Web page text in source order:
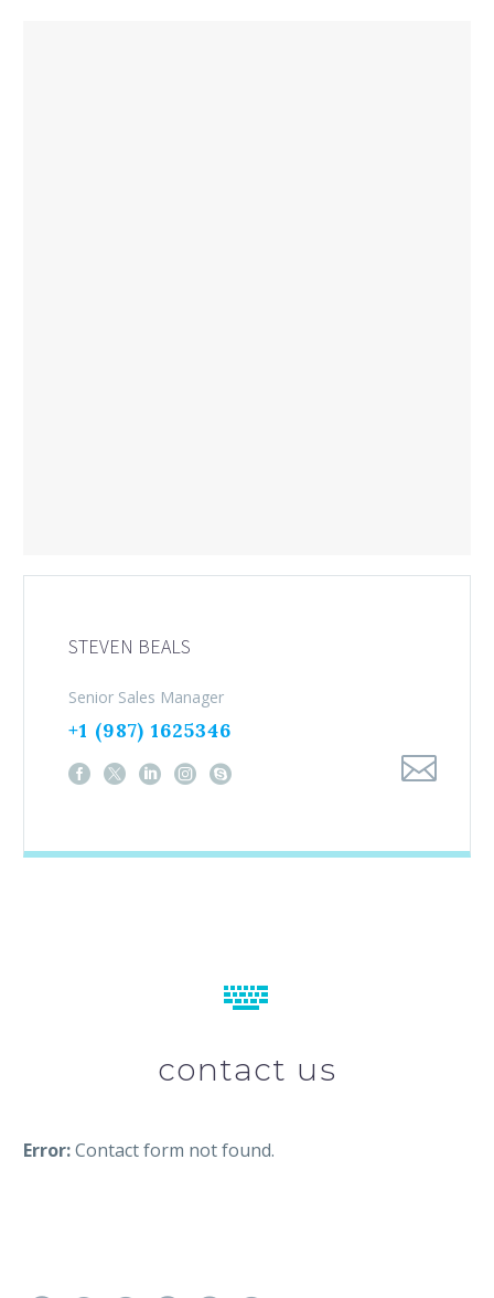
STEVEN BEALS
Senior Sales Manager
+1 (987) 1625346


contact us
Error:Contact form not found.